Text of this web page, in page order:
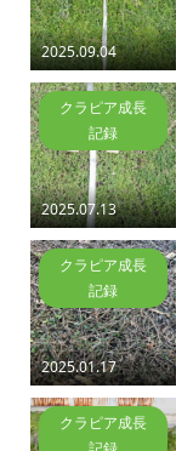
2025.09.04
2025.07.13
クラピア成長
記録
2025.01.17
クラピア成長
記録
クラピア成長